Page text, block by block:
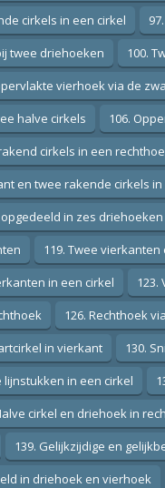
cirkels in een cirkel
twee driehoeken
100.
vierhoek via de
halve cirkels 106.
cirkels in een
en twee rakende cirkels
in zes driehoeken
119. Twee
in een cirkel
123.
126. Rechthoek
in vierkant
130.
lijnstukken in een cirkel
cirkel en driehoek in
139. Gelijkzijdige en
in driehoek en vierhoek